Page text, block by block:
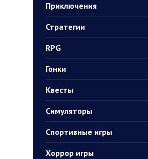
Приключения
Стратегии
RPG
Гонки
Квесты
Симуляторы
Спортивные игры
Хоррор игры